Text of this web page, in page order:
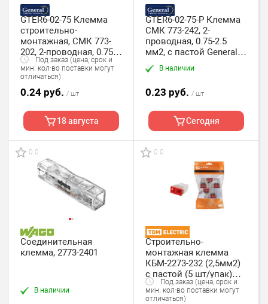
GTER6-02-75 Клемма
строительно-
монтажная, СМК 773-
202, 2-проводная, 0.75-
2.5 мм2 General, упак.
200 шт.
Под заказ (цена, срок и
мин. кол-во поставки могут
отличаться)
0.24 руб. / шт
18 августа
GTER6-02-75-P Клемма
СМК 773-242, 2-
проводная, 0.75-2.5
мм2, с пастой General,
упак. 200 шт.
В наличии
0.23 руб. / шт
Сегодня
0.0
Соединительная
клемма, 2773-2401
В наличии
0.0
Строительно-
монтажная клемма
КБМ-2273-232 (2,5мм2)
с пастой (5 шт/упак)
TDMПод заказ (цена, срок и
мин. кол-во поставки могут
отличаться)